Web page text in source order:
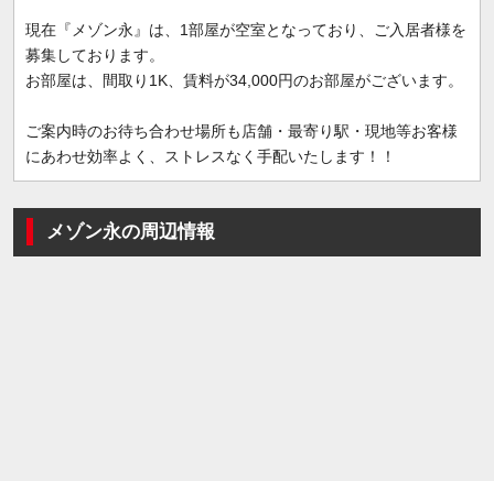
現在『メゾン永』は、1部屋が空室となっており、ご入居者様を
募集しております。
お部屋は、間取り1K、賃料が34,000円のお部屋がございます。
ご案内時のお待ち合わせ場所も店舗・最寄り駅・現地等お客様
にあわせ効率よく、ストレスなく手配いたします！！
メゾン永の周辺情報